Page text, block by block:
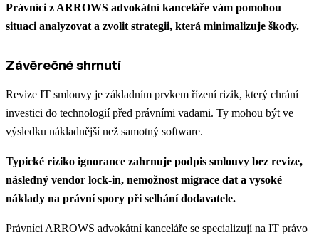
Právníci z ARROWS advokátní kanceláře vám pomohou
situaci analyzovat a zvolit strategii, která minimalizuje škody.
Závěrečné shrnutí
Revize IT smlouvy je základním prvkem řízení rizik, který chrání
investici do technologií před právními vadami. Ty mohou být ve
výsledku nákladnější než samotný software.
Typické riziko ignorance zahrnuje podpis smlouvy bez revize,
následný vendor lock-in, nemožnost migrace dat a vysoké
náklady na právní spory při selhání dodavatele.
Právníci ARROWS advokátní kanceláře se specializují na IT právo